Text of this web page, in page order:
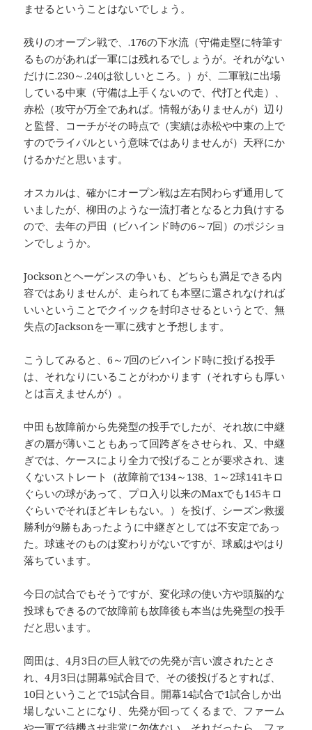
ませるということはないでしょう。
残りのオープン戦で、.176の下水流（守備走塁に特筆す
るものがあれば一軍には残れるでしょうが。それがない
だけに.230～.240は欲しいところ。）が、二軍戦に出場
している中東（守備は上手くないので、代打と代走）、
赤松（攻守が万全であれば。情報がありませんが）辺り
と監督、コーチがその時点で（実績は赤松や中東の上で
すのでライバルという意味ではありませんが）天秤にか
けるかだと思います。
オスカルは、確かにオープン戦は左右関わらず通用して
いましたが、柳田のような一流打者となると力負けする
ので、去年の戸田（ビハインド時の6～7回）のポジショ
ンでしょうか。
Jocksonとヘーゲンスの争いも、どちらも満足できる内
容ではありませんが、走られても本塁に還されなければ
いいということでクイックを封印させるというとで、無
失点のJacksonを一軍に残すと予想します。
こうしてみると、6～7回のビハインド時に投げる投手
は、それなりにいることがわかります（それすらも厚い
とは言えませんが）。
中田も故障前から先発型の投手でしたが、それ故に中継
ぎの層が薄いこともあって回跨ぎをさせられ、又、中継
ぎでは、ケースにより全力で投げることが要求され、速
くないストレート（故障前で134～138、1～2球141キロ
ぐらいの球があって、プロ入り以来のMaxでも145キロ
ぐらいでそれほどキレもない。）を投げ、シーズン救援
勝利が9勝もあったように中継ぎとしては不安定であっ
た。球速そのものは変わりがないですが、球威はやはり
落ちています。
今日の試合でもそうですが、変化球の使い方や頭脳的な
投球もできるので故障前も故障後も本当は先発型の投手
だと思います。
岡田は、4月3日の巨人戦での先発が言い渡されたとさ
れ、4月3日は開幕9試合目で、その後投げるとすれば、
10日ということで15試合目。開幕14試合で1試合しか出
場しないことになり、先発が回ってくるまで、ファーム